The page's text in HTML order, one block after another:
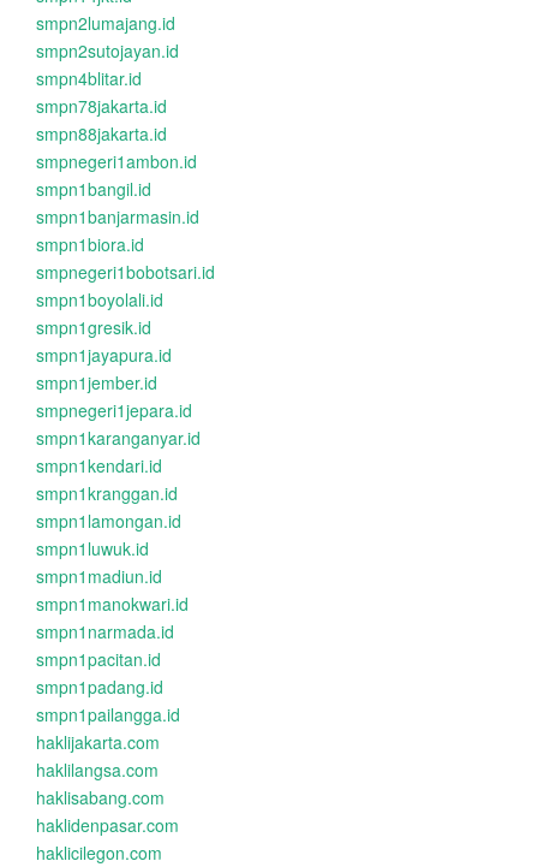
smpn2lumajang.id
smpn2sutojayan.id
smpn4blitar.id
smpn78jakarta.id
smpn88jakarta.id
smpnegeri1ambon.id
smpn1bangil.id
smpn1banjarmasin.id
smpn1biora.id
smpnegeri1bobotsari.id
smpn1boyolali.id
smpn1gresik.id
smpn1jayapura.id
smpn1jember.id
smpnegeri1jepara.id
smpn1karanganyar.id
smpn1kendari.id
smpn1kranggan.id
smpn1lamongan.id
smpn1luwuk.id
smpn1madiun.id
smpn1manokwari.id
smpn1narmada.id
smpn1pacitan.id
smpn1padang.id
smpn1pailangga.id
haklijakarta.com
haklilangsa.com
haklisabang.com
haklidenpasar.com
haklicilegon.com